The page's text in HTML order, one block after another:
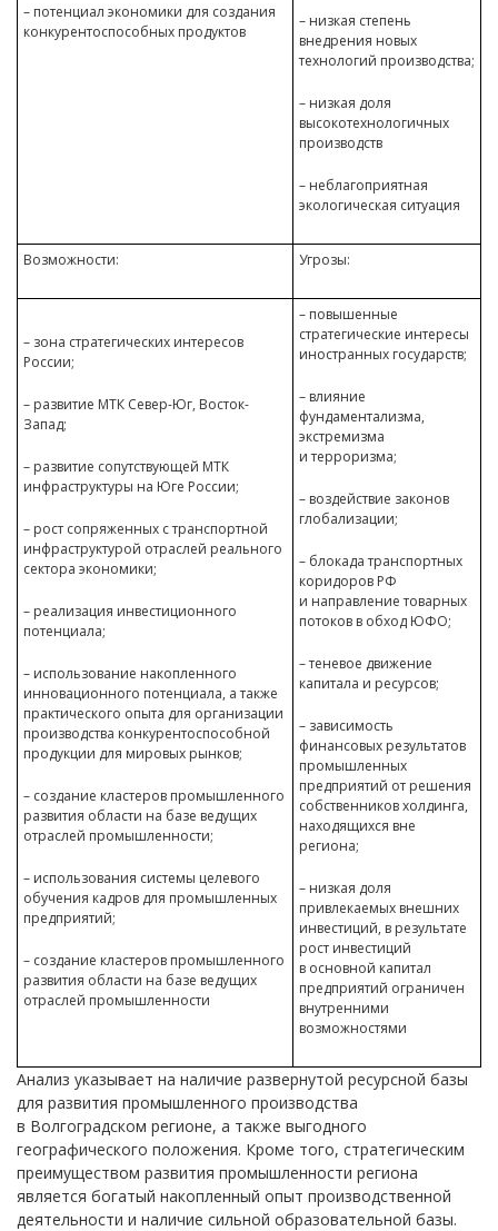
– потенциал экономики для создания
конкурентоспособных продуктов
– низкая степень
внедрения новых
технологий производства;
– низкая доля
высокотехнологичных
производств
– неблагоприятная
экологическая ситуация
Возможности: Угрозы:
– зона стратегических интересов
России;
– развитие МТК Север-Юг, Восток-
Запад;
– развитие сопутствующей МТК
инфраструктуры на Юге России;
– рост сопряженных с транспортной
инфраструктурой отраслей реального
сектора экономики;
– реализация инвестиционного
потенциала;
– использование накопленного
инновационного потенциала, а также
практического опыта для организации
производства конкурентоспособной
продукции для мировых рынков;
– создание кластеров промышленного
развития области на базе ведущих
отраслей промышленности;
– использования системы целевого
обучения кадров для промышленных
предприятий;
– создание кластеров промышленного
развития области на базе ведущих
отраслей промышленности
– повышенные
стратегические интересы
иностранных государств;
– влияние
фундаментализма,
экстремизма
и терроризма;
– воздействие законов
глобализации;
– блокада транспортных
коридоров РФ
и направление товарных
потоков в обход ЮФО;
– теневое движение
капитала и ресурсов;
– зависимость
финансовых результатов
промышленных
предприятий от решения
собственников холдинга,
находящихся вне
региона;
– низкая доля
привлекаемых внешних
инвестиций, в результате
рост инвестиций
в основной капитал
предприятий ограничен
внутренними
возможностями
Анализ указывает на наличие развернутой ресурсной базы
для развития промышленного производства
в Волгоградском регионе, а также выгодного
географического положения. Кроме того, стратегическим
преимуществом развития промышленности региона
является богатый накопленный опыт производственной
деятельности и наличие сильной образовательной базы.